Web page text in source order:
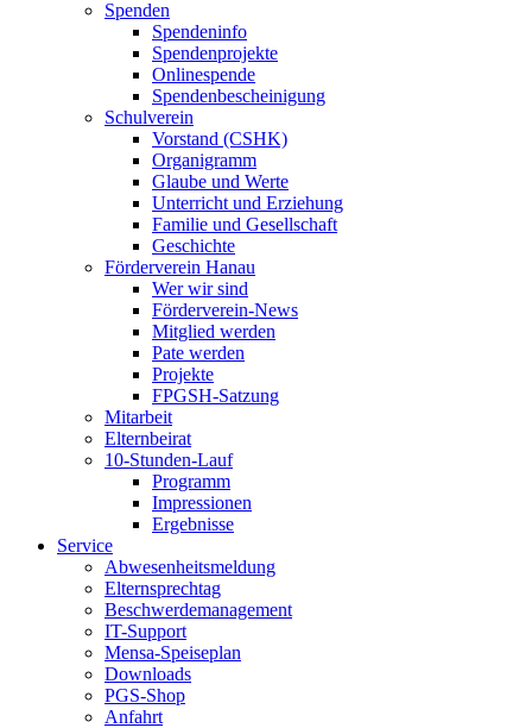
Spenden
Spendeninfo
Spendenprojekte
Onlinespende
Spendenbescheinigung
Schulverein
Vorstand (CSHK)
Organigramm
Glaube und Werte
Unterricht und Erziehung
Familie und Gesellschaft
Geschichte
Förderverein Hanau
Wer wir sind
Förderverein-News
Mitglied werden
Pate werden
Projekte
FPGSH-Satzung
Mitarbeit
Elternbeirat
10-Stunden-Lauf
Programm
Impressionen
Ergebnisse
Service
Abwesenheitsmeldung
Elternsprechtag
Beschwerdemanagement
IT-Support
Mensa-Speiseplan
Downloads
PGS-Shop
Anfahrt